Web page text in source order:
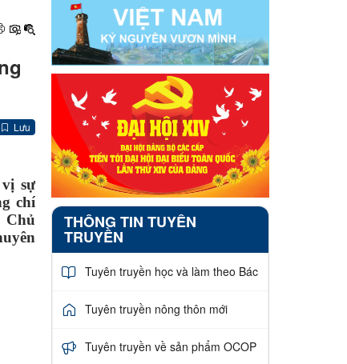
Lưu
sự
chí
Chủ
THÔNG TIN TUYÊN
TRUYỀN
Tuyên truyền học và làm theo Bác
Tuyên truyền nông thôn mới
Tuyên truyền về sản phẩm OCOP